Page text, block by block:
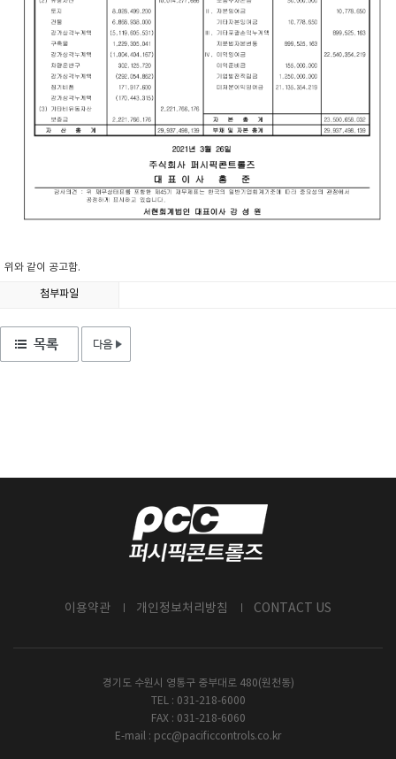
위와 같이 공고함.
첨부파일
이용약관 개인정보처리방침 CONTACT US
경기도 수원시 영통구 중부대로 480(원천동)
TEL : 031-218-6000
FAX : 031-218-6060
E-mail : pcc@pacificcontrols.co.kr